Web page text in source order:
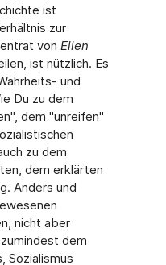
ist
zur
von Ellen
ist nützlich. Es
und
Du zu dem
dem "unreifen"
zu dem
dem erklärten
Anders und
nicht aber
dem
Sozialismus